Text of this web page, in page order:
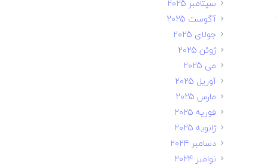
سپتامبر 2025
آگوست 2025
جولای 2025
ژوئن 2025
می 2025
آوریل 2025
مارس 2025
فوریه 2025
ژانویه 2025
دسامبر 2024
نوامبر 2024